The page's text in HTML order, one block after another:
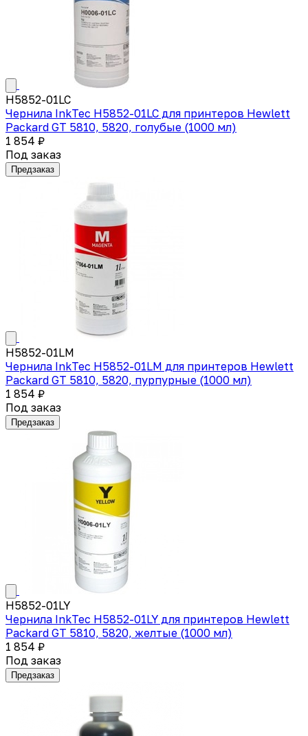
H5852-01LC
Чернила InkTec H5852-01LC для принтеров Hewlett
Packard GT 5810, 5820, голубые (1000 мл)
1 854 ₽
Под заказ
Предзаказ
H5852-01LM
Чернила InkTec H5852-01LM для принтеров Hewlett
Packard GT 5810, 5820, пурпурные (1000 мл)
1 854 ₽
Под заказ
Предзаказ
H5852-01LY
Чернила InkTec H5852-01LY для принтеров Hewlett
Packard GT 5810, 5820, желтые (1000 мл)
1 854 ₽
Под заказ
Предзаказ